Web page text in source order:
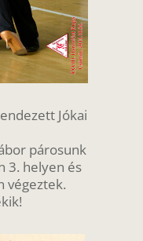
Jókai
párosunk
3. helyen és
végeztek.